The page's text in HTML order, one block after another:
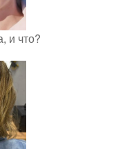
и что?